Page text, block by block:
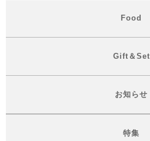
Food
Gift＆Set
お知らせ
特集